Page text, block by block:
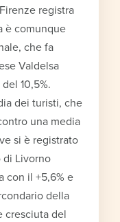
registra
è comunque
che fa
Valdelsa
10,5%.
dei turisti, che
una media
si è registrato
di Livorno
con il +5,6% e
della
cresciuta del